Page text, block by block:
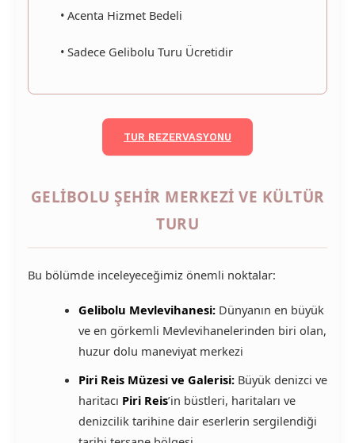
• Acenta Hizmet Bedeli
• Sadece Gelibolu Turu Ücretidir
TUR REZERVASYONU
GELIBOLU ŞEHIR MERKEZI VE KÜLTÜR
TURU
Bu bölümde inceleyeceğimiz önemli noktalar:
Gelibolu Mevlevihanesi:Dünyanın en büyük
ve en görkemli Mevlevihanelerinden biri olan,
huzur dolu maneviyat merkezi
Piri Reis Müzesi ve Galerisi:Büyük denizci ve
haritacı Piri Reis’in büstleri, haritaları ve
denizcilik tarihine dair eserlerin sergilendiği